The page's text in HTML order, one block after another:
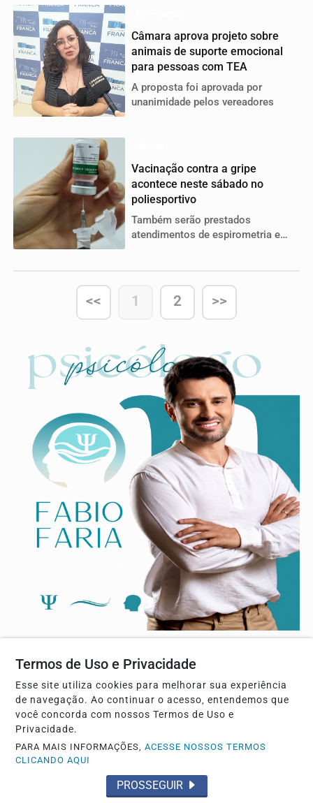
Câmara aprova projeto sobre
animais de suporte emocional
para pessoas com TEA
A proposta foi aprovada por
unanimidade pelos vereadores
Vacinação contra a gripe
acontece neste sábado no
poliesportivo
Também serão prestados
atendimentos de espirometria e
<< 1 2 >>
Termos de Uso e Privacidade
Esse site utiliza cookies para melhorar sua experiência
de navegação. Ao continuar o acesso, entendemos que
você concorda com nossos Termos de Uso e
Privacidade.
PARA MAIS INFORMAÇÕES,ACESSE NOSSOS TERMOS
CLICANDO AQUI
PROSSEGUIR